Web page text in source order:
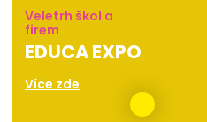
Veletrh škol a
firem
EDUCA EXPO
Více zde